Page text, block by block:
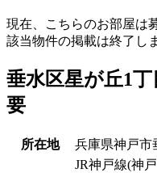
現在、こちらのお部屋は
該当物件の掲載は終了し
垂水区星が丘1
要
所在地 兵庫県神戸市
JR神戸線(神